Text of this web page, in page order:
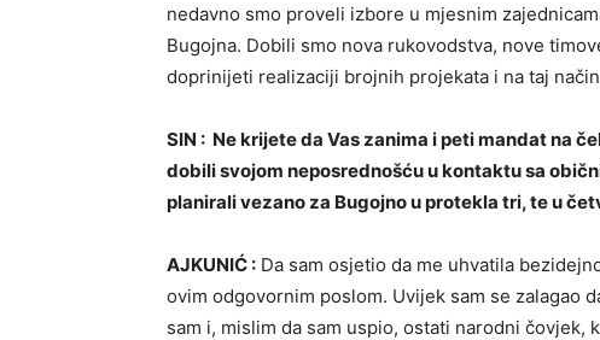
nedavno smo proveli izbore u mjesnim
Bugojna. Dobili smo nova rukovodstva, nove
doprinijeti realizaciji brojnih projekata i na taj
SIN : Ne krijete da Vas zanima i peti mandat na
dobili svojom neposrednošću u kontaktu sa
planirali vezano za Bugojno u protekla tri, te u
AJKUNIĆ : Da sam osjetio da me uhvatila
ovim odgovornim poslom. Uvijek sam se zalagao
sam i, mislim da sam uspio, ostati narodni čovjek,